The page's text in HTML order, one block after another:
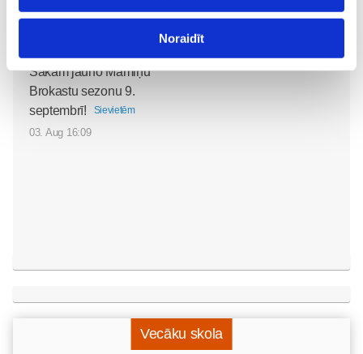
Noraidīt
Sākam jauno Māmiņu
Brokastu sezonu 9.
septembrī!
Sievietēm
03. Aug 16:09
Vecāku skola